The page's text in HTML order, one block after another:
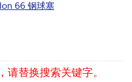
66 钢球塞
替换搜索关键字。